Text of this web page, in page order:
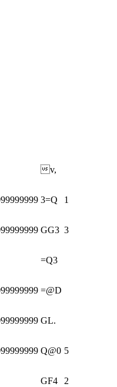
v,
3=Q 1
GG3 3
=Q3
=@D
GL.
Q@0 5
GF4 2